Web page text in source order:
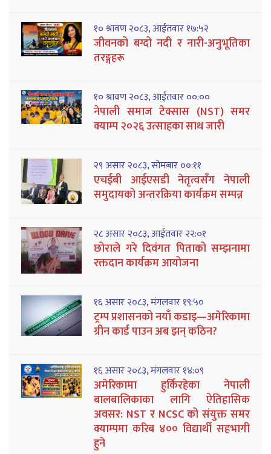
१० श्रावण २०८३, आईतवार १७:५२
जीवनको बग्दो नदी र नारी-अनुभूतिका
तरङ्गहरू
१० श्रावण २०८३, आईतवार ००:००
नेपाली समाज टेक्सास (NST) समर
क्याम्प २०२६ उत्साहका साथ जारी
२९ असार २०८३, सोमबार ००:११
एचईबी आईएसडी नेतृत्वसँग नेपाली
समुदायको अन्तरक्रिया कार्यक्रम सम्पन्न
२८ असार २०८३, आईतवार २२:०१
छोराले गरे दिवंगत पिताको सम्झनामा
रक्तदान कार्यक्रम आयोजना
१६ असार २०८३, मंगलवार १९:५०
ट्रम्प प्रशासनको नयाँ कडाइ—अमेरिकामा
ग्रीन कार्ड पाउन अब झन् कठिन?
१६ असार २०८३, मंगलवार १४:०९
अमेरिकामा हुर्किरहेका नेपाली
बालबालिकाका लागि ऐतिहासिक
अवसर: NST र NCSC को संयुक्त समर
क्याम्पमा करिब ४०० विद्यार्थी सहभागी
हुने